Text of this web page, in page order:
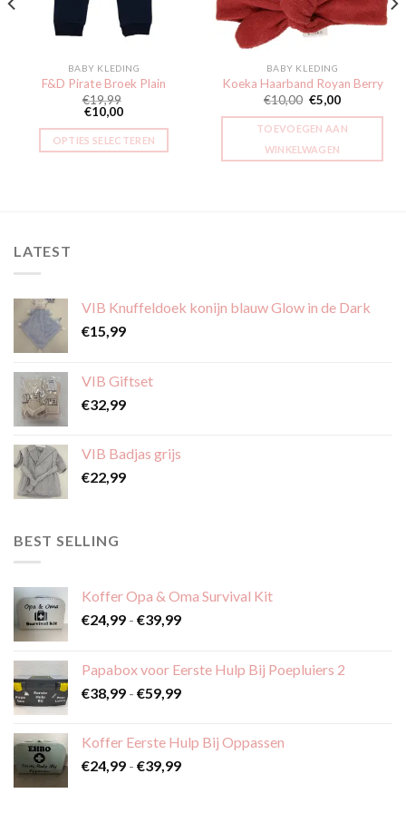
BABY KLEDING
F&D Pirate Broek Plain
€19,99
€10,00
OPTIES SELECTEREN
gekozen
worden
productpagina
BABY KLEDING
Koeka Haarband Royan Berry
€10,00 €5,00
TOEVOEGEN AAN
WINKELWAGEN
LATEST
VIB Knuffeldoek konijn blauw Glow in de Dark
€15,99
VIB Giftset
€32,99
VIB Badjas grijs
€22,99
BEST SELLING
Koffer Opa & Oma Survival Kit
€24,99 - €39,99Prijsklasse:
€39,99
Papabox voor Eerste Hulp Bij Poepluiers 2
€38,99 - €59,99Prijsklasse:
€59,99
Koffer Eerste Hulp Bij Oppassen
€24,99 - €39,99Prijsklasse: